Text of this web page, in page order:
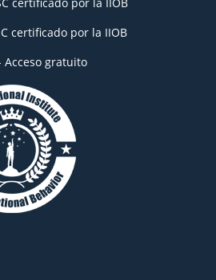
certificado por la IIOB
certificado por la IIOB
Acceso gratuito